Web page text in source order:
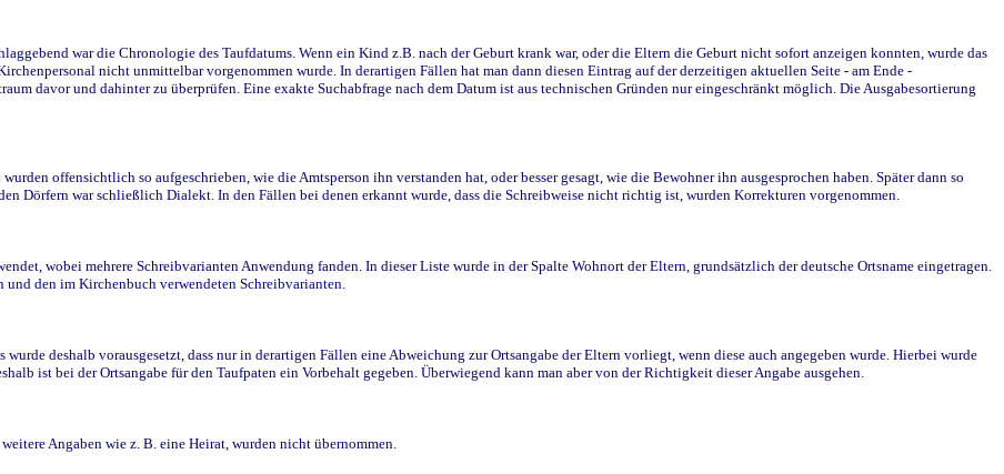
war die Chronologie des Taufdatums. Wenn ein Kind z.B. nach der Geburt krank war, oder die Eltern die Geburt nicht sofort anzeigen konnten, wurde das
nicht unmittelbar vorgenommen wurde. In derartigen Fällen hat man dann diesen Eintrag auf der derzeitigen aktuellen Seite - am Ende -
davor und dahinter zu überprüfen. Eine exakte Suchabfrage nach dem Datum ist aus technischen Gründen nur eingeschränkt möglich. Die Ausgabesortierung
offensichtlich so aufgeschrieben, wie die Amtsperson ihn verstanden hat, oder besser gesagt, wie die Bewohner ihn ausgesprochen haben. Später dann so
Dörfern war schließlich Dialekt. In den Fällen bei denen erkannt wurde, dass die Schreibweise nicht richtig ist, wurden Korrekturen vorgenommen.
wobei mehrere Schreibvarianten Anwendung fanden. In dieser Liste wurde in der Spalte Wohnort der Eltern, grundsätzlich der deutsche Ortsname eingetragen.
den im Kirchenbuch verwendeten Schreibvarianten.
deshalb vorausgesetzt, dass nur in derartigen Fällen eine Abweichung zur Ortsangabe der Eltern vorliegt, wenn diese auch angegeben wurde. Hierbei wurde
ist bei der Ortsangabe für den Taufpaten ein Vorbehalt gegeben. Überwiegend kann man aber von der Richtigkeit dieser Angabe ausgehen.
Angaben wie z. B. eine Heirat, wurden nicht übernommen.